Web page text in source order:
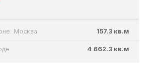
Москва 157.3 кв.м
4 662.3 кв.м